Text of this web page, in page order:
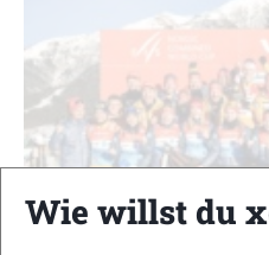
Wie willst du